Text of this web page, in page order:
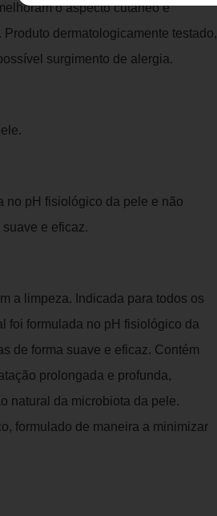
o aspecto cutâneo e
dermatologicamente testado,
surgimento de alergia.
no pH fisiológico da pele e não
e eficaz.
a limpeza. Indicada para todos os
foi formulada no pH fisiológico da
de forma suave e eficaz. Contém
prolongada e profunda,
natural da microbiota da pele.
formulado de maneira a minimizar